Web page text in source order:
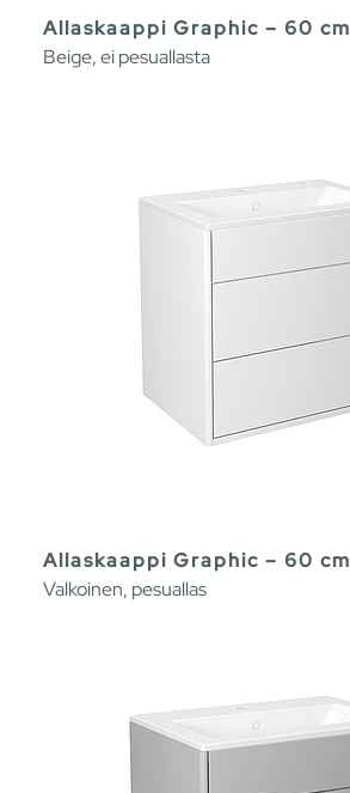
Allaskaappi Graphic – 60 cm
Beige, ei pesuallasta
Allaskaappi Graphic – 60 cm
Valkoinen, pesuallas